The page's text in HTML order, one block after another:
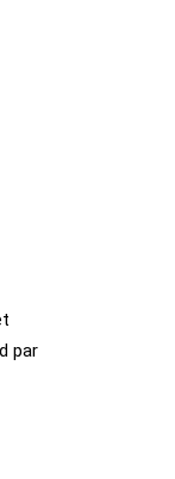
par